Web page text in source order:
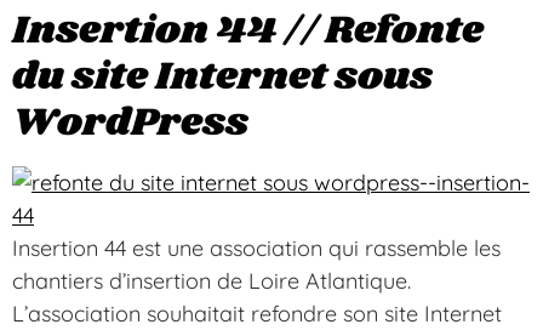
Insertion 44 // Refonte
du site Internet sous
WordPress
Insertion 44 est une association qui rassemble les
chantiers d’insertion de Loire Atlantique.
L’association souhaitait refondre son site Internet